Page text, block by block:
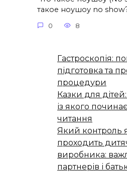
такое ноушоу no
0 8
Гастроскопія:
підготовка та
процедури
Казки для
із якого
читання
Який контроль
проходить
виробника:
партнерів і